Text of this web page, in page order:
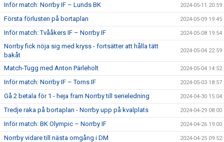
Inför match: Norrby IF – Lunds BK 2024-05-11 20:59
Första förlusten på bortaplan 2024-05-09 19:45
Inför match: Tvååkers IF – Norrby IF 2024-05-08 19:54
Norrby fick nöja sig med kryss - fortsätter att hålla tätt
bakåt
2024-05-04 22:59
Match-Tugg med Anton Pärleholt 2024-05-04 14:52
Inför match: Norrby IF – Torns IF 2024-05-03 18:57
Gå 2 betala för 1 - heja fram Norrby till serieledning 2024-04-30 15:04
Tredje raka på bortaplan - Norrby upp på kvalplats 2024-04-29 08:00
Inför match: BK Olympic – Norrby IF 2024-04-26 19:00
Norrby vidare till nästa omgång i DM 2024-04-25 09:52